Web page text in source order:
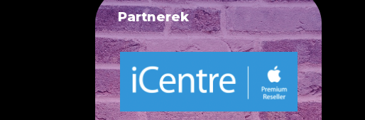
Partnerek